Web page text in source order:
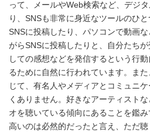
って、メールやWeb検索など、デジ
り、SNSも非常に身近なツールのひ
SNSに投稿したり、パソコンで動画
がらSNSに投稿したりと、自分たち
しての感想などを発信するという行
るために自然に行われています。ま
じて、有名人やメディアとコミュニ
くありません。好きなアーティスト
オを聴いている傾向にあることを鑑
高いのは必然的だったと言え、ただ